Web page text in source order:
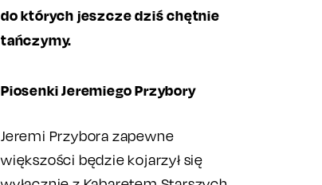
do których jeszcze dziś chętnie
tańczymy.
Piosenki Jeremiego Przybory
Jeremi Przybora zapewne
większości będzie kojarzył się